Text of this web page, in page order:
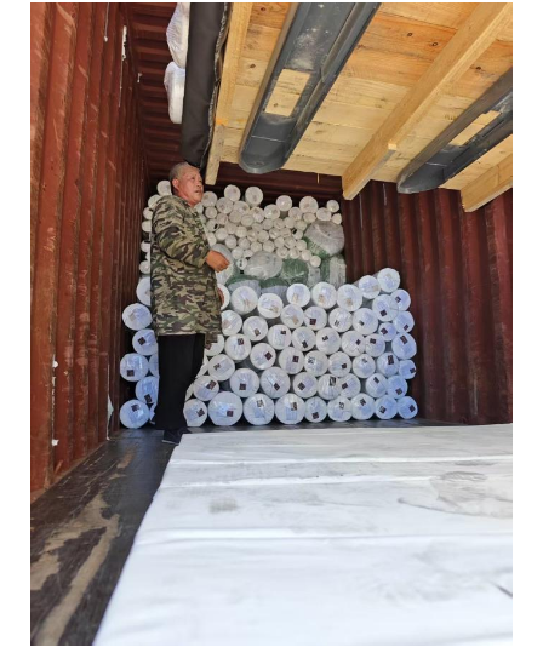
karşılayarak sertifikalı çevre dostu deri lideriyle ortak
olun.